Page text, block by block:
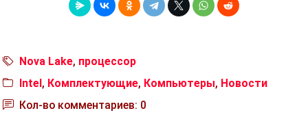
Nova Lake, процессор
Intel , Комплектующие, Компьютеры, Новости
Кол-во комментариев: 0